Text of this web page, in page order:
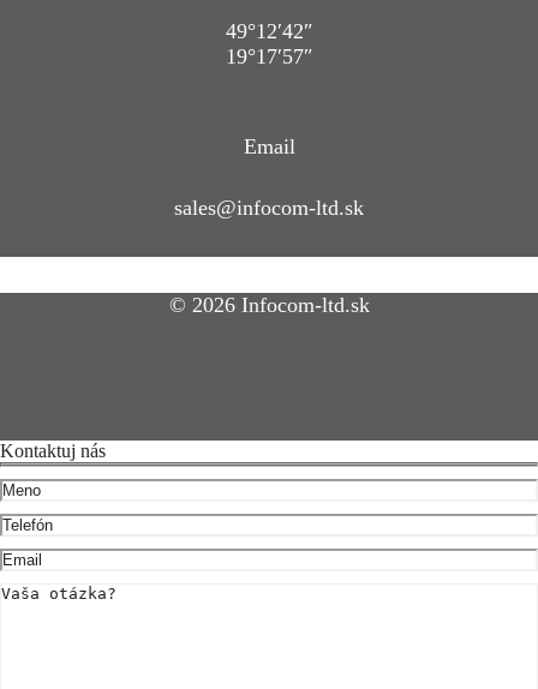
49°12′42″
19°17′57″
Email
sales@infocom-ltd.sk
© 2026 Infocom-ltd.sk
Kontaktuj nás